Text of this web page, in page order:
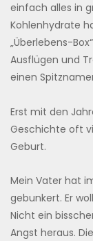
einfach alles in
Kohlenhydrate
„Überlebens-
Ausflügen und
einen
Erst mit den
Geschichte oft
Geburt.
Mein Vater hat
gebunkert. Er
Nicht ein
Angst heraus.